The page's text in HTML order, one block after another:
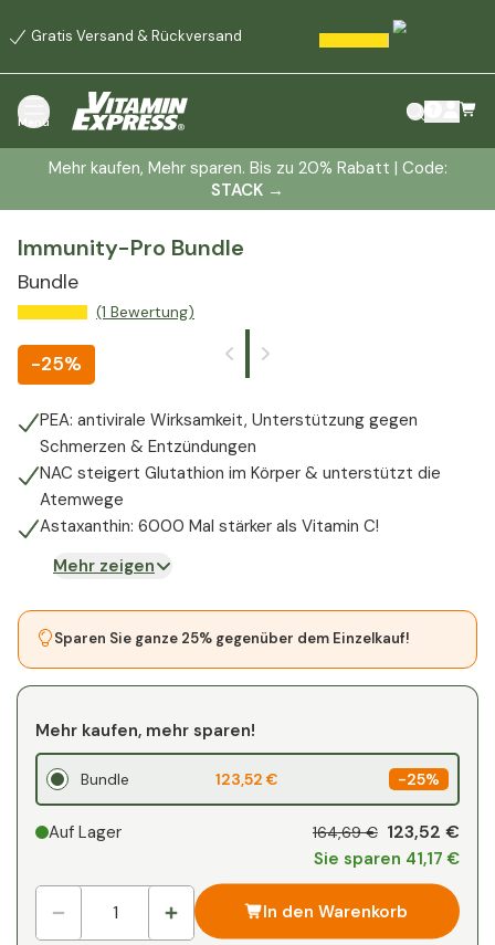
Gratis Versand & Rückversand
Menü
Mehr kaufen, Mehr sparen. Bis zu 20% Rabatt | Code:
STACK →
Immunity-Pro Bundle
Bundle
(1 Bewertung)
-25%
PEA: antivirale Wirksamkeit, Unterstützung gegen
Schmerzen & Entzündungen
NAC steigert Glutathion im Körper & unterstützt die
Atemwege
Astaxanthin: 6000 Mal stärker als Vitamin C!
Mehr zeigen
Sparen Sie ganze 25% gegenüber dem Einzelkauf!
Mehr kaufen, mehr sparen!
Bundle 123,52 € -25%
Auf Lager 164,69 € 123,52 €
Sie sparen 41,17 €
In den Warenkorb